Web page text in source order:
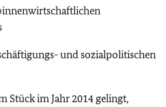
und sozialpolitischen
Stück im Jahr 2014 gelingt,